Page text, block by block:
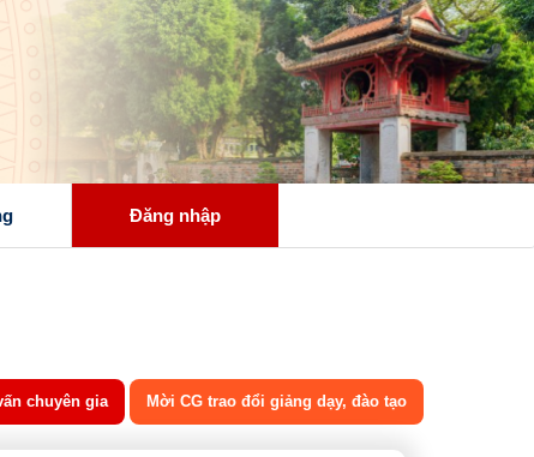
Đăng nhập
chuyên gia Mời CG trao đổi giảng dạy, đào tạo